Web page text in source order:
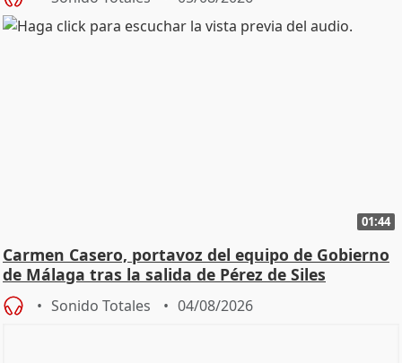
01:44
Carmen Casero, portavoz del equipo de Gobierno
de Málaga tras la salida de Pérez de Siles
Sonido Totales 04/08/2026